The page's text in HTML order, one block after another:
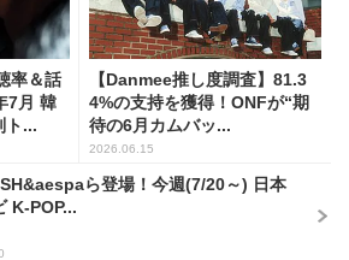
率＆話
7月 韓
ト...
【Danmee推し度調査】81.3
4%の支持を獲得！ONFが“期
待の6月カムバッ...
2026.06.15
ら登場！今週(7/20～) 日本
K-POP...